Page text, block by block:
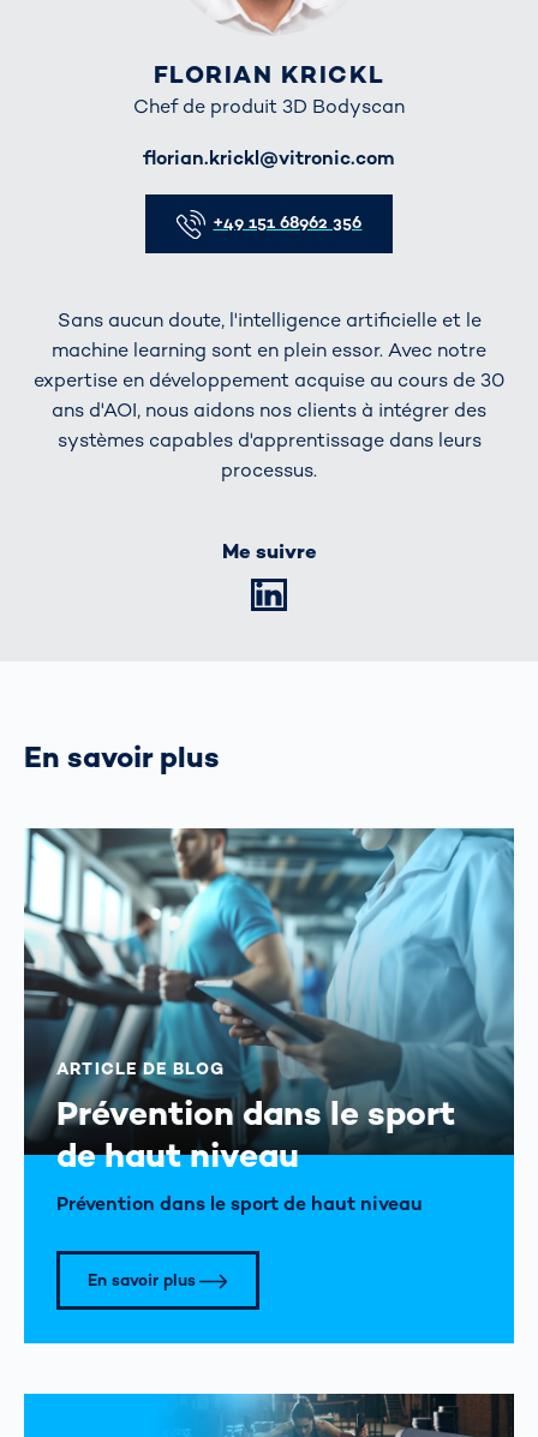
FLORIAN KRICKL
Chef de produit 3D Bodyscan
florian.krickl@vitronic.com
+49 151 68962 356
Sans aucun doute, l'intelligence artificielle et le
machine learning sont en plein essor. Avec notre
expertise en développement acquise au cours de 30
ans d'AOI, nous aidons nos clients à intégrer des
systèmes capables d'apprentissage dans leurs
processus.
Me suivre
En savoir plus
ARTICLE DE BLOG
Prévention dans le sport
de haut niveau
Prévention dans le sport de haut niveau
En savoir plus